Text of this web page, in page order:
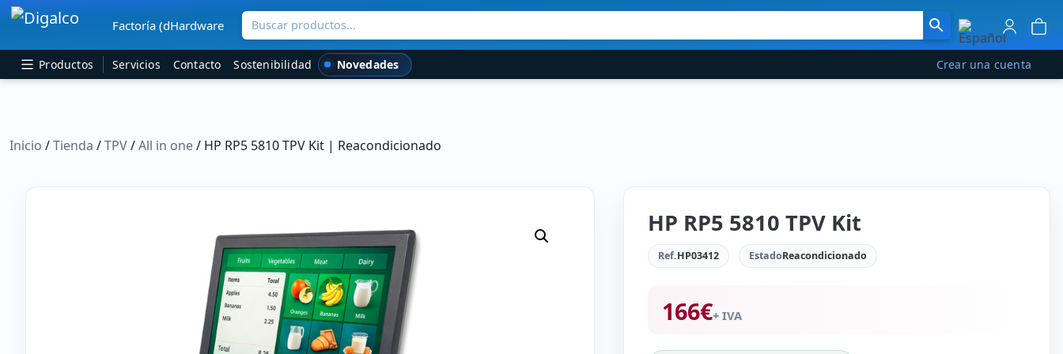
Navegación principal
Factoría (dHardware Buscar productos...
Productos Servicios Contacto Sostenibilidad Novedades Crear una cuenta
Inicio /Tienda /TPV/All in one/ HP RP5 5810 TPV Kit | Reacondicionado
HP RP5 5810 TPV Kit
Ref.HP03412 EstadoReacondicionado
166€+ IVA